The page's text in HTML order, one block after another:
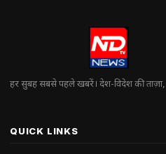
हर सुबह सबसे पहले खबरें। देश-विदेश की ताज़ा,
QUICK LINKS